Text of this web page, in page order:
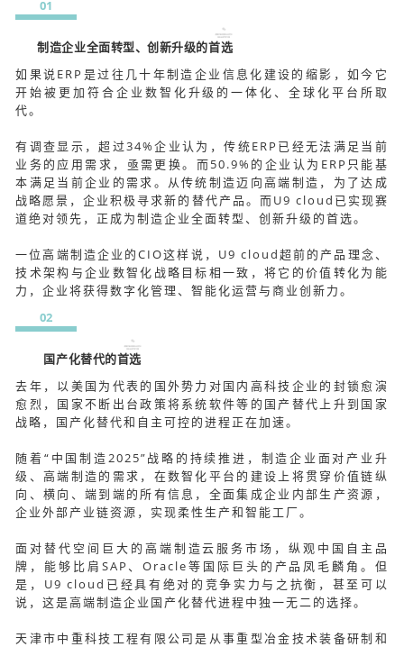
01
制造企业全面转型、创新升级的首选
如果说ERP是过往几十年制造企业信息化建设的缩影，如今它
开始被更加符合企业数智化升级的一体化、全球化平台所取
代。
有调查显示，超过34%企业认为，传统ERP已经无法满足当前
业务的应用需求，亟需更换。而50.9%的企业认为ERP只能基
本满足当前企业的需求。从传统制造迈向高端制造，为了达成
战略愿景，企业积极寻求新的替代产品。而U9 cloud已实现赛
道绝对领先，正成为制造企业全面转型、创新升级的首选。
一位高端制造企业的CIO这样说，U9 cloud超前的产品理念、
技术架构与企业数智化战略目标相一致，将它的价值转化为能
力，企业将获得数字化管理、智能化运营与商业创新力。
02
国产化替代的首选
去年，以美国为代表的国外势力对国内高科技企业的封锁愈演
愈烈，国家不断出台政策将系统软件等的国产替代上升到国家
战略，国产化替代和自主可控的进程正在加速。
随着“中国制造2025”战略的持续推进，制造企业面对产业升
级、高端制造的需求，在数智化平台的建设上将贯穿价值链纵
向、横向、端到端的所有信息，全面集成企业内部生产资源，
企业外部产业链资源，实现柔性生产和智能工厂。
面对替代空间巨大的高端制造云服务市场，纵观中国自主品
牌，能够比肩SAP、Oracle等国际巨头的产品凤毛麟角。但
是，U9 cloud已经具有绝对的竞争实力与之抗衡，甚至可以
说，这是高端制造企业国产化替代进程中独一无二的选择。
天津市中重科技工程有限公司是从事重型冶金技术装备研制和